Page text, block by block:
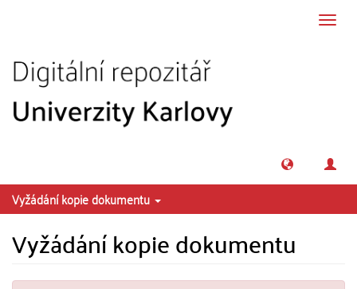
Vyžádání kopie dokumentu
Vyžádání kopie dokumentu